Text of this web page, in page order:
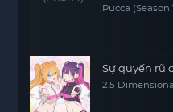
Pucca (Season
Sự quyến rũ
2.5